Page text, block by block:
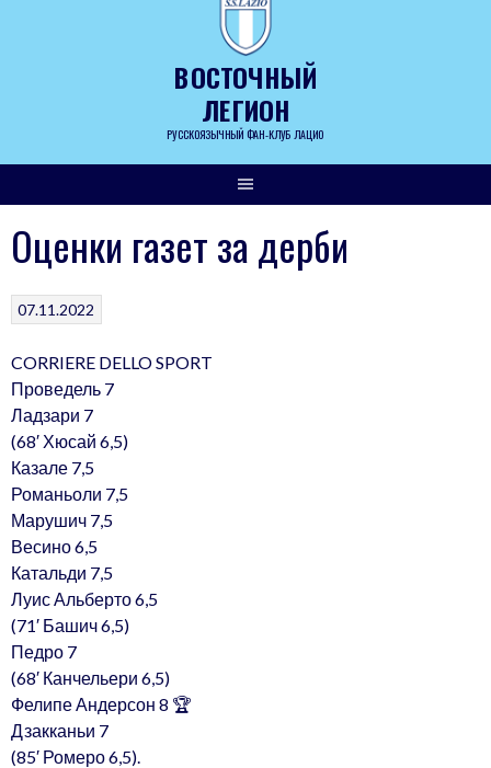
ВОСТОЧНЫЙ
ЛЕГИОН
РУССКОЯЗЫЧНЫЙ ФАН-КЛУБ ЛАЦИО
Оценки газет за дерби
07.11.2022
CORRIERE DELLO SPORT
Проведель 7
Ладзари 7
(68′ Хюсай 6,5)
Казале 7,5
Романьоли 7,5
Марушич 7,5
Весино 6,5
Катальди 7,5
Луис Альберто 6,5
(71′ Башич 6,5)
Педро 7
(68′ Канчельери 6,5)
Фелипе Андерсон 8 🏆
Дзакканьи 7
(85′ Ромеро 6,5).